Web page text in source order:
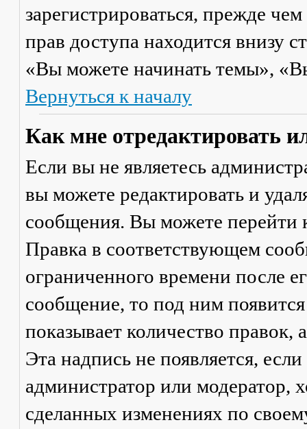
зарегистрироваться, прежде
прав доступа находится внизу
«Вы можете начинать темы»,
Вернуться к началу
Как мне отредактировать
Если вы не являетесь
вы можете редактировать и
сообщения. Вы можете перейти
Правка в соответствующем
ограниченного времени после
сообщение, то под ним
показывает количество правок,
Эта надпись не появляется,
администратор или модератор,
сделанных изменениях по